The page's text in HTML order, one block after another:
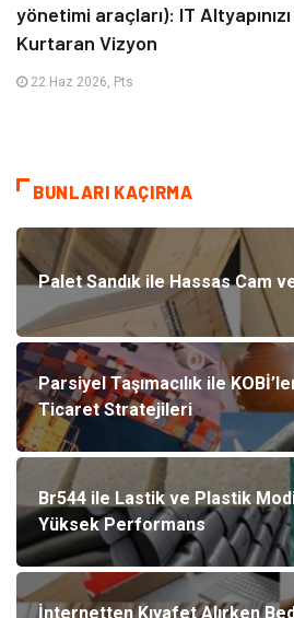
yönetimi araçları): IT
Kurtaran Vizyon
22 Haz 2026, Pts
BUNLARI KAÇIRMA
Palet Sandık ile Hassas Cam
Parsiyel Taşımacılık ile
Ticaret Stratejileri
Br544 ile Lastik ve Plastik
Yüksek Performans
İnternetten Kıyafet Alırken